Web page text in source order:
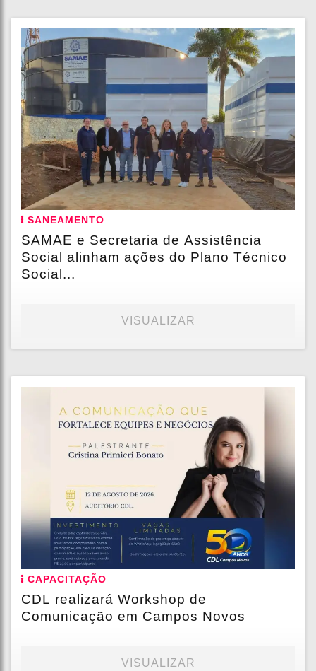
SANEAMENTO
SAMAE e Secretaria de Assistência
Social alinham ações do Plano Técnico
Social...
VISUALIZAR
CAPACITAÇÃO
CDL realizará Workshop de
Comunicação em Campos Novos
VISUALIZAR